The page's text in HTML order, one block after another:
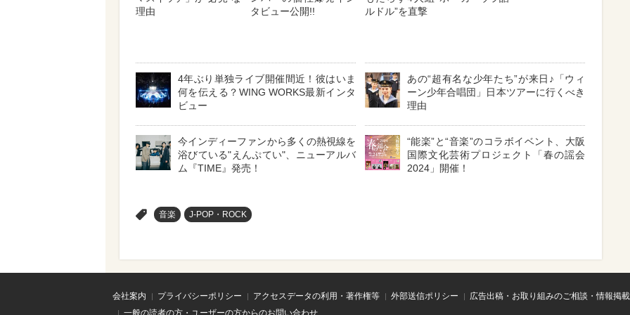
理由
タビュー公開!!
ルドル”を直撃
4年ぶり単独ライブ開催間近！彼はいま
何を伝える？WING WORKS最新インタ
ビュー
あの“超有名な少年たち”が来日♪「ウィ
ーン少年合唱団」日本ツアーに行くべき
理由
今インディーファンから多くの熱視線を
浴びている"えんぷてい"、ニューアルバ
ム『TIME』発売！
“能楽”と“音楽”のコラボイベント、大阪
国際文化芸術プロジェクト「春の謡会
2024」開催！
音楽 J-POP・ROCK
会社案内 プライバシーポリシー アクセスデータの利用・著作権等 外部送信ポリシー
広告出稿・お取り組みのご相談・情報掲
一般の読者の方・ユーザーの方からのお問い合わせ